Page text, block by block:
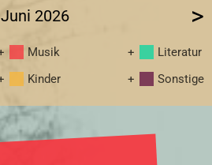
Juni 2026 >
Musik
Literatur
Kinder Sonstige